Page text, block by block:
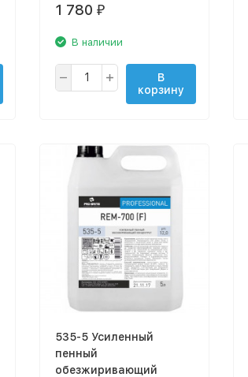
1 780 ₽
В наличии
В
корзину
535-5 Усиленный
пенный
обезжиривающий